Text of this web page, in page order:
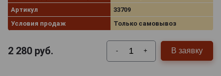
Артикул
33709
Условия продаж
Только самовывоз
2 280 руб. - + В заявку